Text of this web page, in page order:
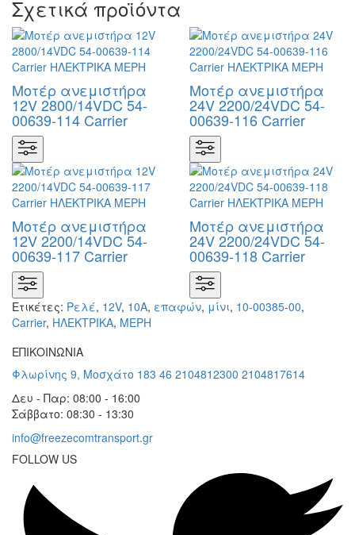
Σχετικά προϊόντα
Μοτέρ ανεμιστήρα
12V 2800/14VDC 54-
00639-114 Carrier
Μοτέρ ανεμιστήρα
24V 2200/24VDC 54-
00639-116 Carrier
Μοτέρ ανεμιστήρα
12V 2200/14VDC 54-
00639-117 Carrier
Μοτέρ ανεμιστήρα
24V 2200/24VDC 54-
00639-118 Carrier
Ετικέτες: Ρελέ, 12V, 10A, επαφών, μίνι, 10-00385-00,
Carrier, ΗΛΕΚΤΡΙΚΑ, ΜΕΡΗ
ΕΠΙΚΟΙΝΩΝΙΑ
Φλωρίνης 9, Μοσχάτο 183 46 2104812300 2104817614
Δευ - Παρ: 08:00 - 16:00
Σάββατο: 08:30 - 13:30
info@freezecomtransport.gr
FOLLOW US